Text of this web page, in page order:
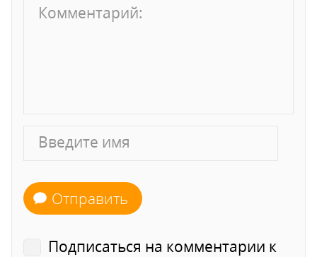
Отправить
Подписаться на комментарии к